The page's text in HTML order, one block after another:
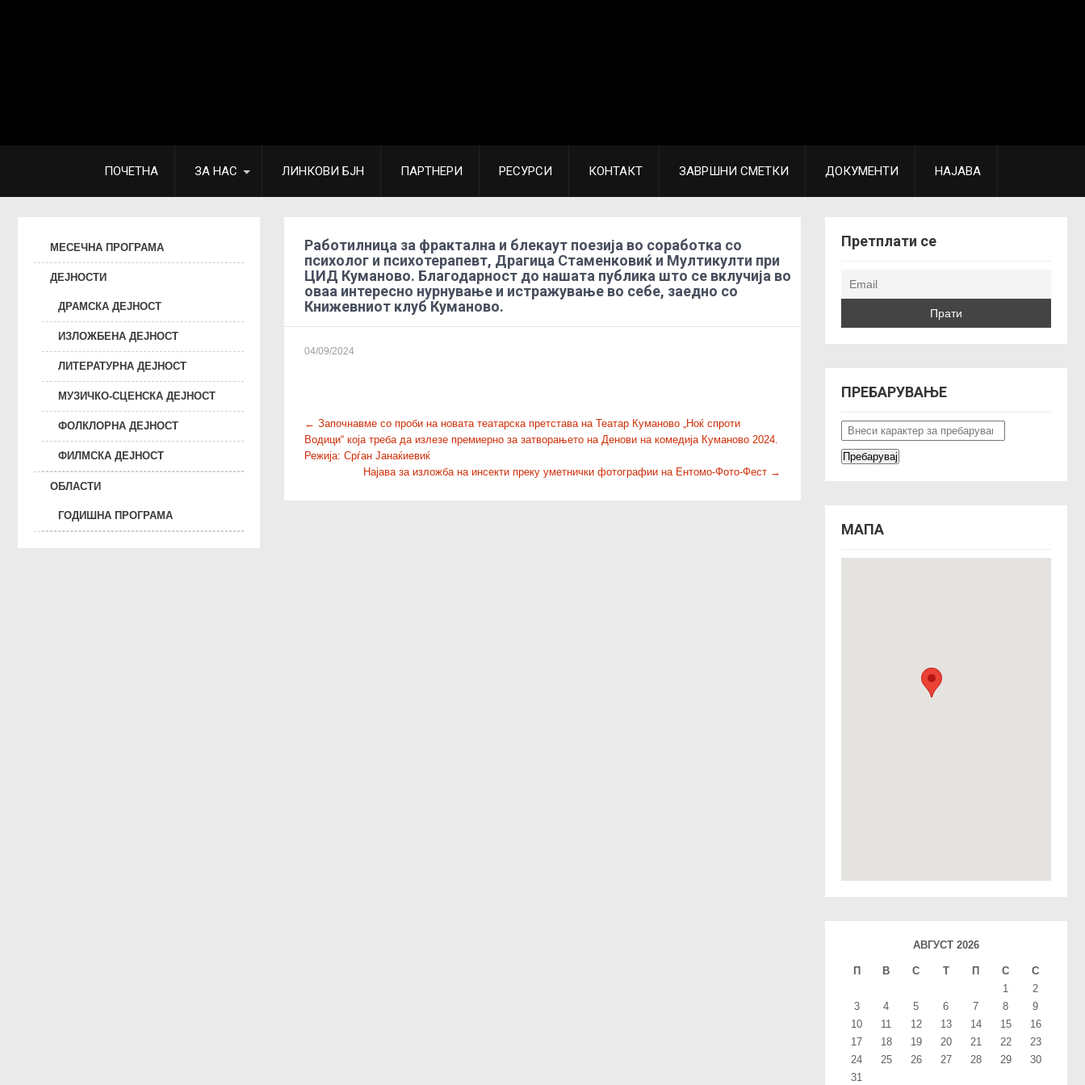
ПОЧЕТНА ЗА НАС ЛИНКОВИ БЈН ПАРТНЕРИ РЕСУРСИ КОНТАКТ ЗАВРШНИ СМЕТКИ ДОКУМЕНТИ НАЈАВА
МЕСЕЧНА ПРОГРАМА
ДЕЈНОСТИ
ДРАМСКА ДЕЈНОСТ
ИЗЛОЖБЕНА ДЕЈНОСТ
ЛИТЕРАТУРНА ДЕЈНОСТ
МУЗИЧКО-СЦЕНСКА ДЕЈНОСТ
ФОЛКЛОРНА ДЕЈНОСТ
ФИЛМСКА ДЕЈНОСТ
ОБЛАСТИ
ГОДИШНА ПРОГРАМА
Работилница за фрактална и блекаут поезија во соработка со
психолог и психотерапевт, Драгица Стаменковиќ и Мултикулти при
ЦИД Куманово. Благодарност до нашата публика што се вклучија во
оваа интересно нурнување и истражување во себе, заедно со
Книжевниот клуб Куманово.
04/09/2024
P
o
s
← Започнавме со проби на новата театарска претстава на Театар Куманово „Ноќ спроти
Водици“ која треба да излезе премиерно за затворањето на Денови на комедија Куманово 2024.
Режија: Срѓан Јанаќиевиќ
Најава за изложба на инсекти преку уметнички фотографии на Ентомо-Фото-Фест →
Претплати се
ПРЕБАРУВАЊЕ
МАПА
АВГУСТ 2026
П В С T П С
С
1
2
3
4 5 6 7 8
9
10
11 12 13 14 15
16
17
18 19 20 21 22
23
24
25 26 27 28 29
30
31